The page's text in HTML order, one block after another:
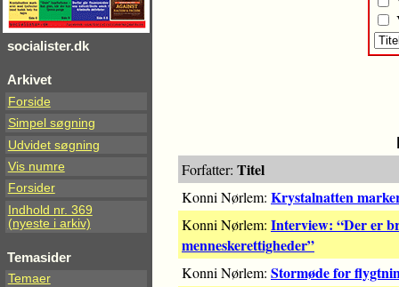
socialister.dk
Arkivet
Forside
Simpel søgning
Udvidet søgning
Vis numre
Forsider
Indhold nr. 369
(nyeste i arkiv)
Temasider
Temaer
Forfatter: Titel
Konni Nørlem: Krystalnatten
Konni Nørlem: Interview: “Der er
menneskerettigheder”
Konni Nørlem: Stormøde for